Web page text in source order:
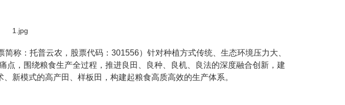
称：托普云农，股票代码：301556）针对种植方式传统、生态环境压力大、
，围绕粮食生产全过程，推进良田、良种、良机、良法的深度融合创新，建
新模式的高产田、样板田，构建起粮食高质高效的生产体系。